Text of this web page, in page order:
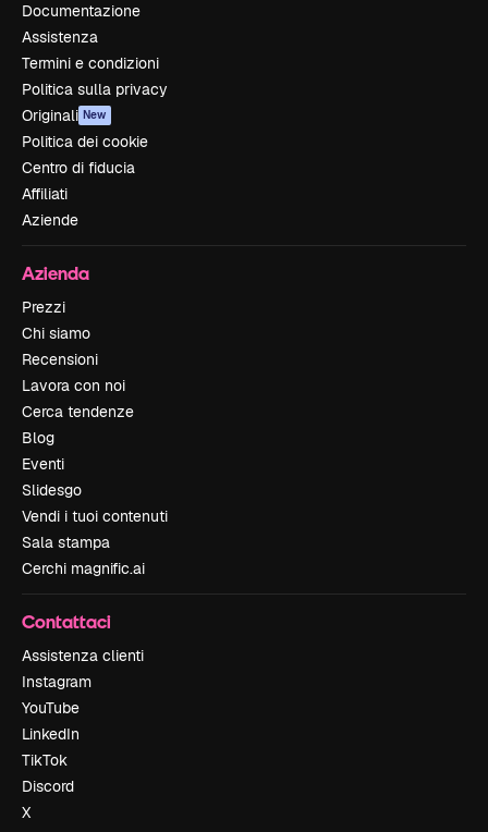
Documentazione
Assistenza
Termini e condizioni
Politica sulla privacy
Originali New
Politica dei cookie
Centro di fiducia
Affiliati
Aziende
Azienda
Prezzi
Chi siamo
Recensioni
Lavora con noi
Cerca tendenze
Blog
Eventi
Slidesgo
Vendi i tuoi contenuti
Sala stampa
Cerchi magnific.ai
Contattaci
Assistenza clienti
Instagram
YouTube
LinkedIn
TikTok
Discord
X